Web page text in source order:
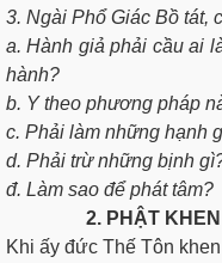
3. Ngài Phổ Giác Bồ tát,
a. Hành giả phải cầu ai
hành?
b. Y theo phương pháp
c. Phải làm những hạnh
d. Phải trừ những bịnh
đ. Làm sao để phát tâm?
2. PHẬT
Khi ấy đức Thế Tôn